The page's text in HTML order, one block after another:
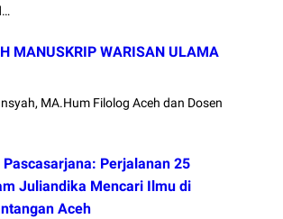
MANUSKRIP WARISAN ULAMA
MA.Hum Filolog Aceh dan Dosen
Pascasarjana: Perjalanan 25
Juliandika Mencari Ilmu di
Aceh